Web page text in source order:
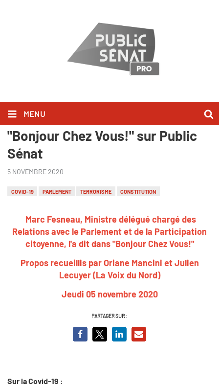
MENU
Marc Fesneau l'a dit dans
"Bonjour Chez Vous!" sur Public
Sénat
5 NOVEMBRE 2020
COVID-19 PARLEMENT TERRORISME CONSTITUTION
Marc Fesneau, Ministre délégué chargé des
Relations avec le Parlement et de la Participation
citoyenne, l'a dit dans "Bonjour Chez Vous!"
Propos recueillis par Oriane Mancini et Julien
Lecuyer (La Voix du Nord)
Jeudi 05 novembre 2020
PARTAGER SUR :
Sur la Covid-19 :